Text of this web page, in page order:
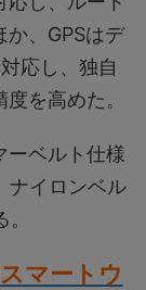
、GPSはデ
応し、独自
を高めた。
ーベルト仕様
ナイロンベル
マートウ